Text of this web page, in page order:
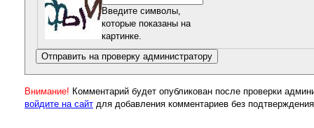
Введите символы,
которые показаны на
картинке.
Внимание! Комментарий будет опубликован после проверки
войдите на сайт для добавления комментариев без